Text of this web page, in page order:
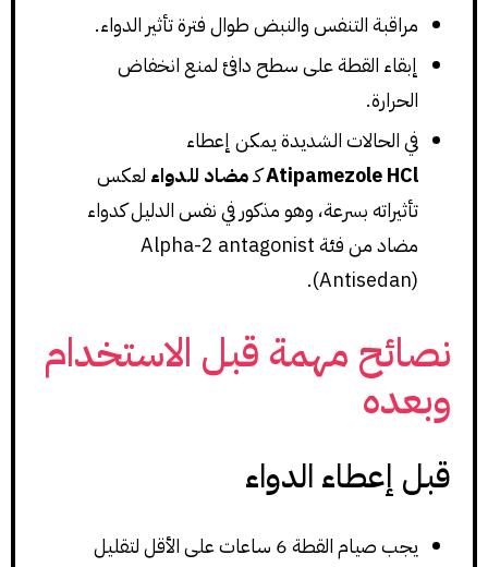
مراقبة التنفس والنبض طوال فترة تأثير الدواء.
إبقاء القطة على سطح دافئ لمنع انخفاض
الحرارة.
في الحالات الشديدة يمكن إعطاء
Atipamezole HClكـمضاد للدواء لعكس
تأثيراته بسرعة، وهو مذكور في نفس الدليل كدواء
مضاد من فئة Alpha-2 antagonist
(Antisedan).
نصائح مهمة قبل الاستخدام
وبعده
قبل إعطاء الدواء
يجب صيام القطة 6 ساعات على الأقل لتقليل